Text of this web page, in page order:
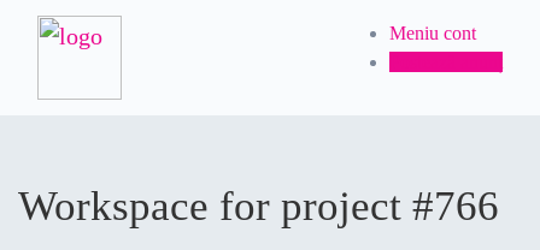
Meniu cont
Workspace for project #766